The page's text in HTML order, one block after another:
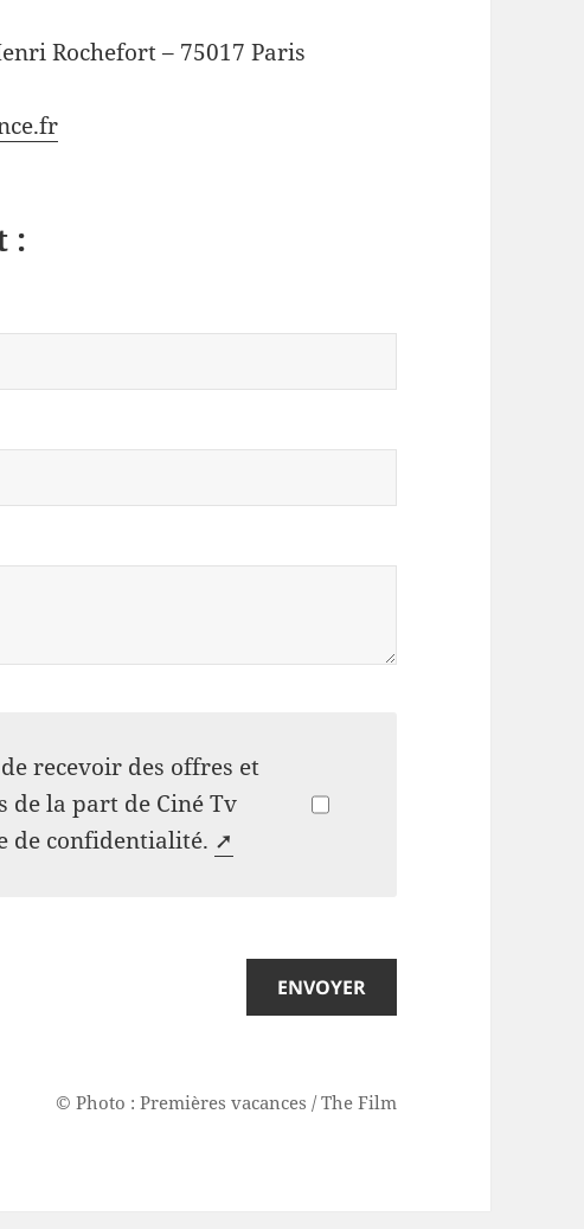
Rochefort – 75017 Paris
:
recevoir des offres et
de la part de Ciné Tv
de confidentialité. ➚
ENVOYER
© Photo : Premières vacances / The Film